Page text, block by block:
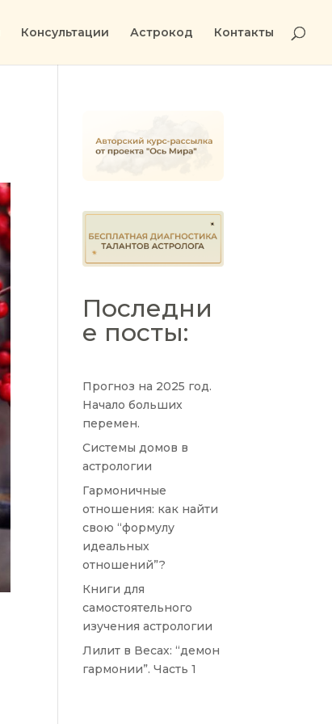
Консультации Астрокод Контакты
Последни
е посты:
Прогноз на 2025 год.
Начало больших
перемен.
Системы домов в
астрологии
Гармоничные
отношения: как найти
свою “формулу
идеальных
отношений”?
Книги для
самостоятельного
изучения астрологии
Лилит в Весах: “демон
гармонии”. Часть 1